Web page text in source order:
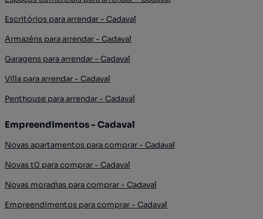
Escritórios para arrendar - Cadaval
Armazéns para arrendar - Cadaval
Garagens para arrendar - Cadaval
Villa para arrendar - Cadaval
Penthouse para arrendar - Cadaval
Empreendimentos - Cadaval
Novas apartamentos para comprar - Cadaval
Novas t0 para comprar - Cadaval
Novas moradias para comprar - Cadaval
Empreendimentos para comprar - Cadaval